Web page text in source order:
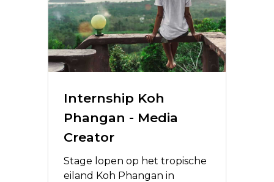
Internship Koh
Phangan - Media
Creator
Stage lopen op het tropische
eiland Koh Phangan in